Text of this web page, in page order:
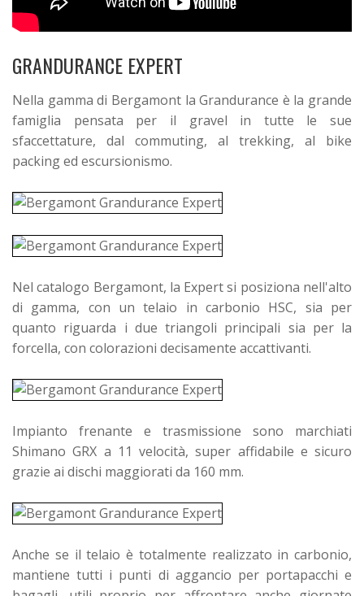
GRANDURANCE EXPERT
Nella gamma di Bergamont la Grandurance è la grande
famiglia pensata per il gravel in tutte le sue
sfaccettature, dal commuting, al trekking, al bike
packing ed escursionismo.
Nel catalogo Bergamont, la Expert si posiziona nell'alto
di gamma, con un telaio in carbonio HSC, sia per
quanto riguarda i due triangoli principali sia per la
forcella, con colorazioni decisamente accattivanti.
Impianto frenante e trasmissione sono marchiati
Shimano GRX a 11 velocità, super affidabile e sicuro
grazie ai dischi maggiorati da 160 mm.
Anche se il telaio è totalmente realizzato in carbonio,
mantiene tutti i punti di aggancio per portapacchi e